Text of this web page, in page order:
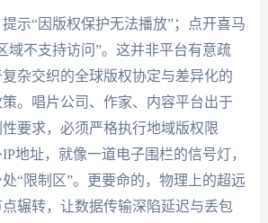
示“因版权保护无法播放”；点开喜马
域不支持访问”。这并非平台有意疏
杂交织的全球版权协定与差异化的
。唱片公司、作家、内容平台出于
要求，必须严格执行地域版权限
地址，就像一道电子围栏的信号灯，
“限制区”。更要命的，物理上的超远
辗转，让数据传输深陷延迟与丢包